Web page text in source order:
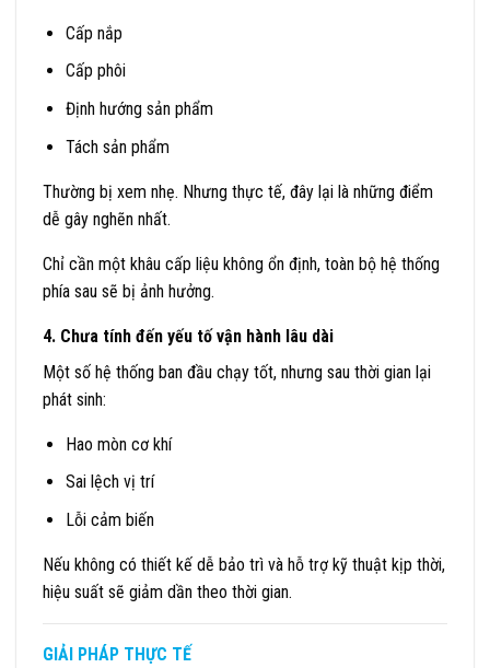
Cấp nắp
Cấp phôi
Định hướng sản phẩm
Tách sản phẩm
Thường bị xem nhẹ. Nhưng thực tế, đây lại là những điểm
dễ gây nghẽn nhất.
Chỉ cần một khâu cấp liệu không ổn định, toàn bộ hệ thống
phía sau sẽ bị ảnh hưởng.
4. Chưa tính đến yếu tố vận hành lâu dài
Một số hệ thống ban đầu chạy tốt, nhưng sau thời gian lại
phát sinh:
Hao mòn cơ khí
Sai lệch vị trí
Lỗi cảm biến
Nếu không có thiết kế dễ bảo trì và hỗ trợ kỹ thuật kịp thời,
hiệu suất sẽ giảm dần theo thời gian.
GIẢI PHÁP THỰC TẾ